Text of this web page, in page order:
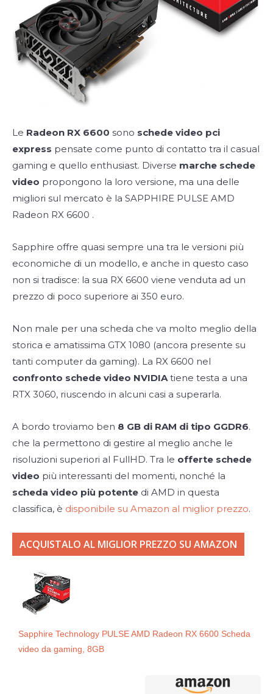
Le Radeon RX 6600 sono schede video pci
express pensate come punto di contatto tra il casual
gaming e quello enthusiast. Diverse marche schede
video propongono la loro versione, ma una delle
migliori sul mercato è la SAPPHIRE PULSE AMD
Radeon RX 6600 .
Sapphire offre quasi sempre una tra le versioni più
economiche di un modello, e anche in questo caso
non si tradisce: la sua RX 6600 viene venduta ad un
prezzo di poco superiore ai 350 euro.
Non male per una scheda che va molto meglio della
storica e amatissima GTX 1080 (ancora presente su
tanti computer da gaming). La RX 6600 nel
confronto schede video NVIDIAtiene testa a una
RTX 3060, riuscendo in alcuni casi a superarla.
A bordo troviamo ben 8 GB di RAM di tipo GGDR6.
che la permettono di gestire al meglio anche le
risoluzioni superiori al FullHD. Tra le offerte schede
video più interessanti del momenti, nonché la
scheda video più potente di AMD in questa
classifica, è disponibile su Amazon al miglior prezzo.
ACQUISTALO AL MIGLIOR PREZZO SU AMAZON
Sapphire Technology PULSE AMD Radeon RX 6600 Scheda
video da gaming, 8GB